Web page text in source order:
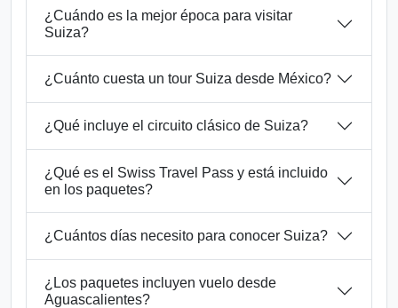
¿Cuándo es la mejor época para visitar
Suiza?
¿Cuánto cuesta un tour Suiza desde México?
¿Qué incluye el circuito clásico de Suiza?
¿Qué es el Swiss Travel Pass y está incluido
en los paquetes?
¿Cuántos días necesito para conocer Suiza?
¿Los paquetes incluyen vuelo desde
Aguascalientes?